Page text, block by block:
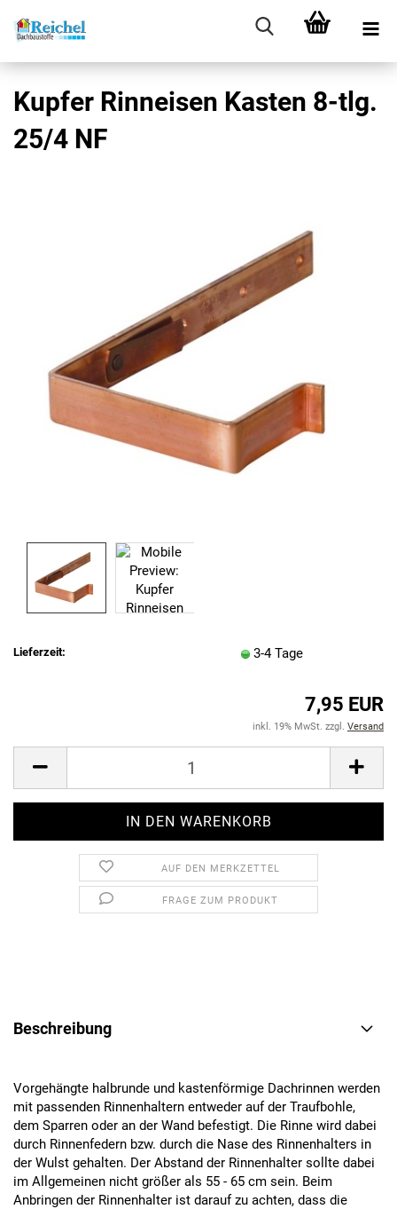
Kupfer Rinneisen Kasten 8-tlg.
25/4 NF
Lieferzeit: 3-4 Tage
7,95 EUR
inkl. 19% MwSt. zzgl. Versand
AUF DEN MERKZETTEL
FRAGE ZUM PRODUKT
Beschreibung
Vorgehängte halbrunde und kastenförmige Dachrinnen werden
mit passenden Rinnenhaltern entweder auf der Traufbohle,
dem Sparren oder an der Wand befestigt. Die Rinne wird dabei
durch Rinnenfedern bzw. durch die Nase des Rinnenhalters in
der Wulst gehalten. Der Abstand der Rinnenhalter sollte dabei
im Allgemeinen nicht größer als 55 - 65 cm sein. Beim
Anbringen der Rinnenhalter ist darauf zu achten, dass die